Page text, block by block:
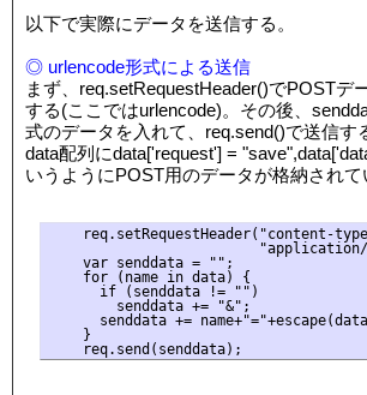
以下で実際にデータを送信する。
◎ urlencode形式による送信
まず、req.setRequestHeader()でPOSTデ
する(ここではurlencode)。その後、
式のデータを入れて、req.send()で送信す
data配列にdata['request'] =
いうようにPOST用のデータが格納されて
req.setRequestHeader("content-
    var senddata = "";
    for (name in data) {
      if (senddata != "")
        senddata += "&";
senddata +=
    }